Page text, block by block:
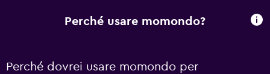
Perché usare momondo?
Perché dovrei usare momondo per